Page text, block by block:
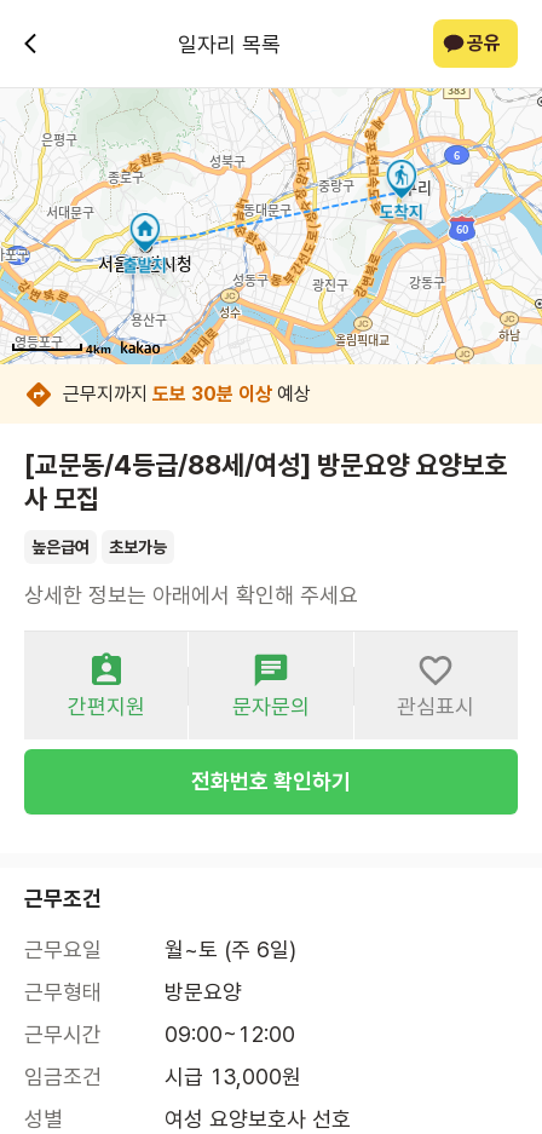
일자리 목록 공유
4km
4km
4km
4km
4km
4km
4km
4km
근무지까지 도보 30분 이상 예상
[교문동/4등급/88세/여성] 방문요양 요양보호
사 모집
높은급여 초보가능
상세한 정보는 아래에서 확인해 주세요
간편지원 문자문의 관심표시
전화번호 확인하기
근무조건
근무요일
월~토 (주 6일)
근무형태
방문요양
근무시간
09:00~12:00
임금조건
시급 13,000원
성별
여성 요양보호사 선호